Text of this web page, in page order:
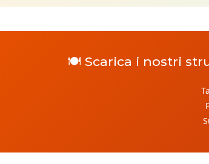
🍽️ Scarica i nostri